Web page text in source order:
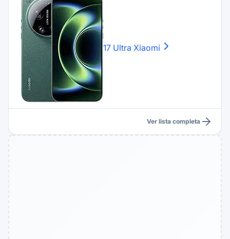
17 Ultra Xiaomi
Ver lista completa